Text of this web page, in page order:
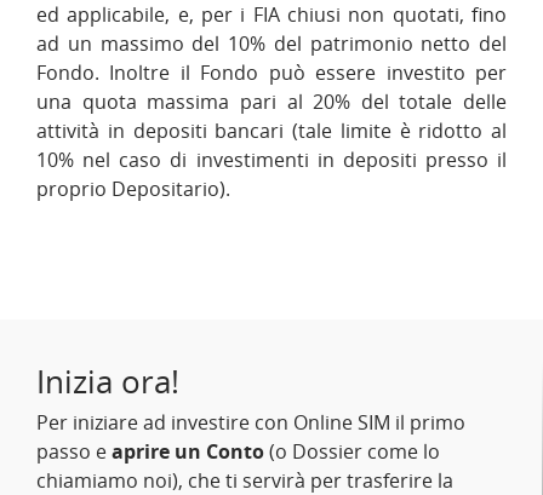
ed applicabile, e, per i FIA chiusi non quotati, fino
ad un massimo del 10% del patrimonio netto del
Fondo. Inoltre il Fondo può essere investito per
una quota massima pari al 20% del totale delle
attività in depositi bancari (tale limite è ridotto al
10% nel caso di investimenti in depositi presso il
proprio Depositario).
Inizia ora!
Per iniziare ad investire con Online SIM il primo
passo eaprire un Conto(o Dossier come lo
chiamiamo noi), che ti servirà per trasferire la